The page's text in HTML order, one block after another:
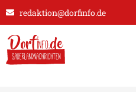
redaktion@dorfinfo.de